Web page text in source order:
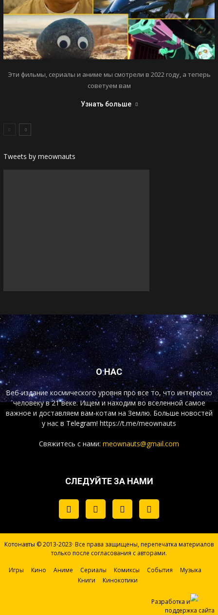
Эти фильмы, сериалы и аниме мы смотрели в 2022 году, а теперь
советуем вам
Узнать больше
Tweets by meownauts
О НАС
Веб-издание космического уровня про все то, что интересно
человеку в 21 веке. Ищем и находим во вселенной самое
важное и доставляем вам-котам на Землю. Больше новостей
у нас в Telegram! https://t.me/meownauts
Свяжитесь с нами: meownauts@gmail.com
СЛЕДУЙТЕ ЗА НАМИ
Котонавты © 2013-2023· Все права защищены, перепечатка материалов
только после согласования с авторами.
Игры Кино Аниме Сериалы Комиксы События
Музыка
Книги
Кинокотики
Разработка и
поддержка сайта